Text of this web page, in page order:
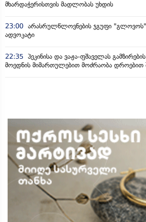
მხარდაჭერისთვის მადლობას უხდის
23:00 არასრულწლოვნების ჯგუფი "გლოვოს"
ადვოკატი
22:35 პეკინისა და ვაჟა-ფშაველას
მოედნის მიმართულებით მოძრაობა დროებით